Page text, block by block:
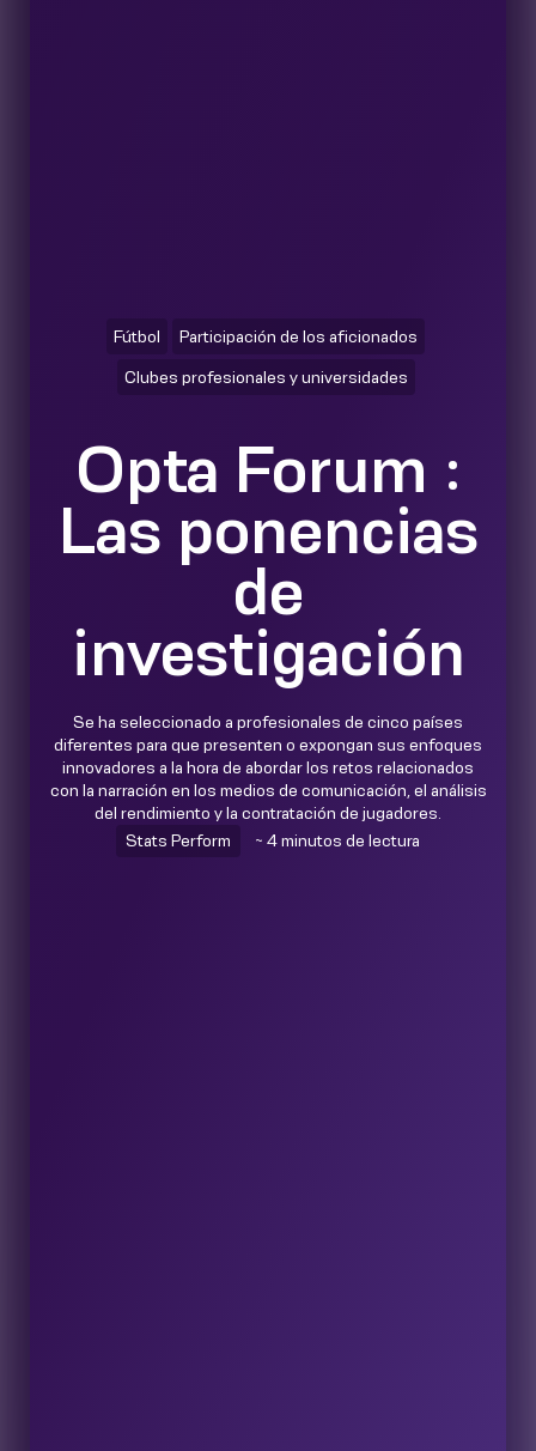
Fútbol Participación de los aficionados
Clubes profesionales y universidades
Opta Forum :
Las ponencias
de
investigación
Se ha seleccionado a profesionales de cinco países
diferentes para que presenten o expongan sus enfoques
innovadores a la hora de abordar los retos relacionados
con la narración en los medios de comunicación, el análisis
del rendimiento y la contratación de jugadores.
Stats Perform
~ 4 minutos de lectura